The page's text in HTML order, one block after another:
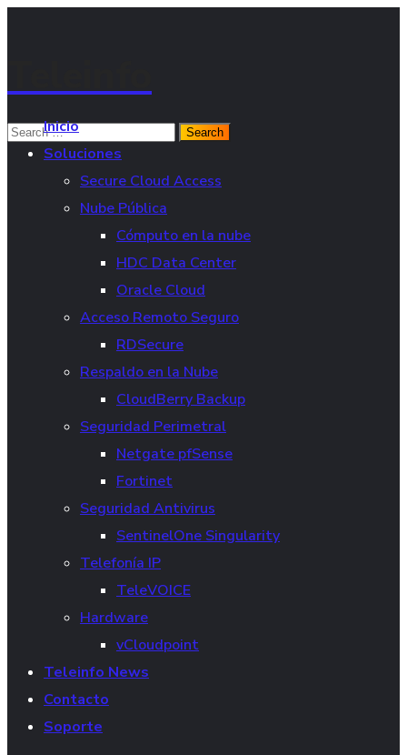
Inicio
Soluciones
Secure Cloud Access
Nube Pública
Cómputo en la nube
HDC Data Center
Oracle Cloud
Acceso Remoto Seguro
RDSecure
Respaldo en la Nube
CloudBerry Backup
Seguridad Perimetral
Netgate pfSense
Fortinet
Seguridad Antivirus
SentinelOne Singularity
Telefonía IP
TeleVOICE
Hardware
vCloudpoint
Teleinfo News
Contacto
Soporte